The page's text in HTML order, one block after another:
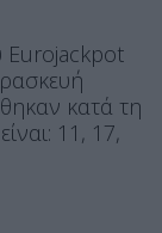
Eurojackpot
κατά τη
11, 17,